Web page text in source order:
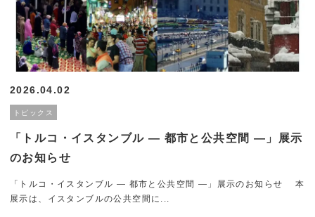
2026.04.02
トピックス
「トルコ・イスタンブル ― 都市と公共空間 ―」展示
のお知らせ
「トルコ・イスタンブル ― 都市と公共空間 ―」展示のお知らせ 本
展示は、イスタンブルの公共空間に...